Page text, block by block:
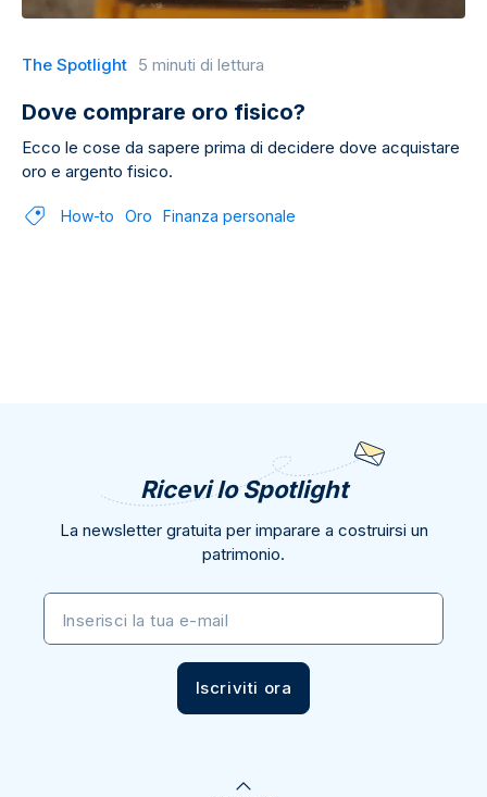
The Spotlight 5 minuti di lettura
Dove comprare oro fisico?
Ecco le cose da sapere prima di decidere dove acquistare
oro e argento fisico.
How-to Oro Finanza personale
Ricevi lo Spotlight
La newsletter gratuita per imparare a costruirsi un
patrimonio.
Inserisci la tua e-mail
Iscriviti ora